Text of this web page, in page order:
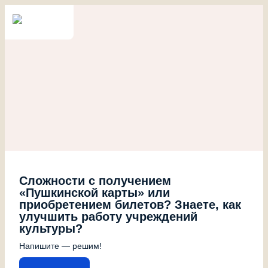
Сложности с получением
«Пушкинской карты» или
приобретением билетов? Знаете, как
улучшить работу учреждений
культуры?
Напишите — решим!